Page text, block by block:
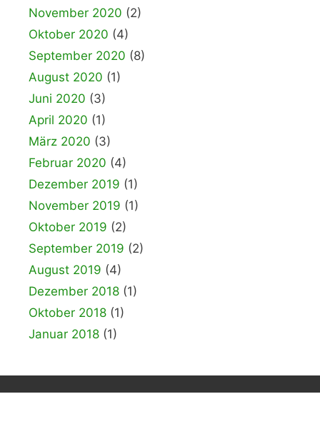
November 2020 (2)
Oktober 2020 (4)
September 2020 (8)
August 2020 (1)
Juni 2020 (3)
April 2020 (1)
März 2020 (3)
Februar 2020 (4)
Dezember 2019 (1)
November 2019 (1)
Oktober 2019 (2)
September 2019 (2)
August 2019 (4)
Dezember 2018 (1)
Oktober 2018 (1)
Januar 2018 (1)